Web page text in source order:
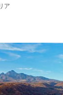
ア